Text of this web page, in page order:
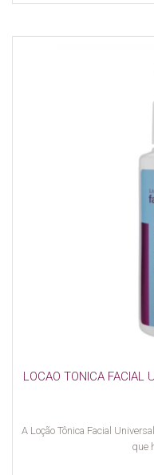
LOCAO TONICA FACIAL
A Loção Tônica Facial
que